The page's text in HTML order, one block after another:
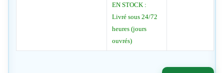
EN STOCK :
Livré sous 24/72
heures (jours
ouvrés)